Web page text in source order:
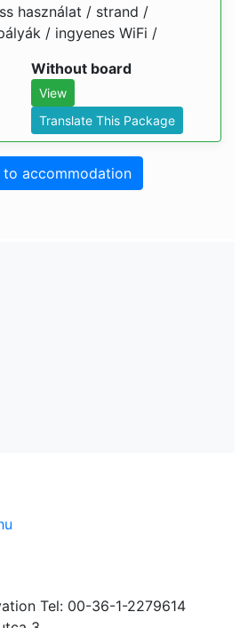
használat / strand /
/ ingyenes WiFi /
Without board
View
Translate This Package
to accommodation
Tel: 00-36-1-2279614